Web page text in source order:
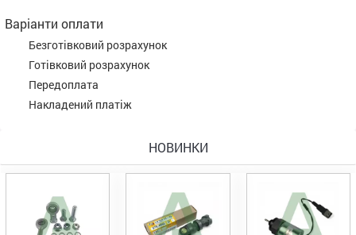
Варіанти оплати
Безготівковий розрахунок
Готівковий розрахунок
Передоплата
Накладений платіж
НОВИНКИ